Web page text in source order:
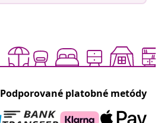
Podporované platobné metódy